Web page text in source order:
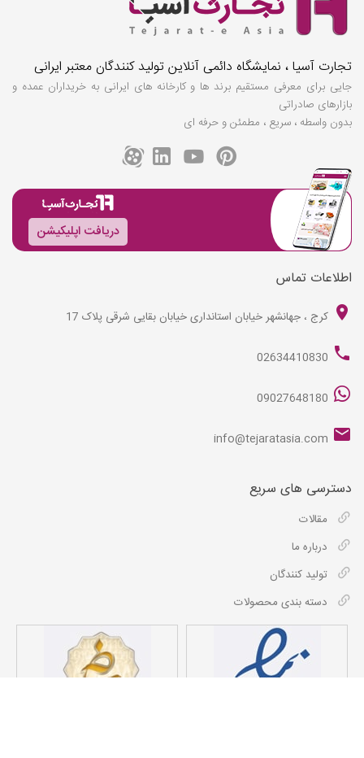
تجارت آسیا ، نمایشگاه دائمی آنلاین تولید کنندگان معتبر ایرانی
جایی برای معرفی مستقیم برند ها و کارخانه های ایرانی به خریداران عمده و
بازارهای صادراتی
بدون واسطه ، سریع ، مطمئن و حرفه ای
دریافت اپلیکیشن
اطلاعات تماس
کرج ، جهانشهر خیابان استانداری خیابان بقایی شرقی پلاک 17
02634410830
09027648180
info@tejaratasia.com
دسترسی های سریع
مقالات
درباره ما
تولید کنندگان
دسته بندی محصولات